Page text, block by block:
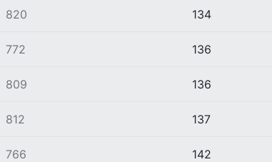
820 134
772 136
809 136
812 137
766 142